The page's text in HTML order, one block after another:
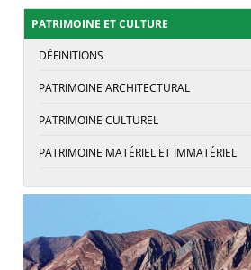
PATRIMOINE ET CULTURE
DÉFINITIONS
PATRIMOINE ARCHITECTURAL
PATRIMOINE CULTUREL
PATRIMOINE MATÉRIEL ET IMMATÉRIEL